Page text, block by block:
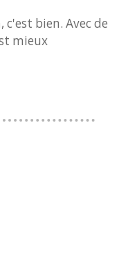
c'est bien. Avec de
mieux